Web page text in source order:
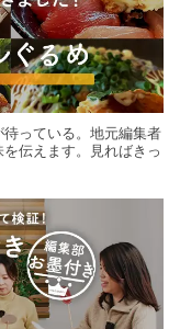
っている。地元編集者
伝えます。見ればきっ